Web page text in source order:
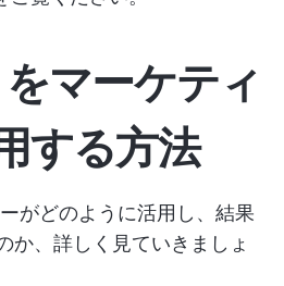
マーケティ
する方法
がどのように活用し、結果
か、詳しく見ていきましょ